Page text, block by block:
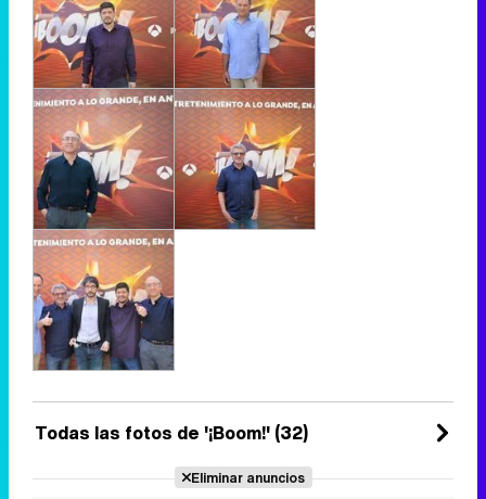
Todas las fotos de '¡Boom!' (32)
Eliminar anuncios